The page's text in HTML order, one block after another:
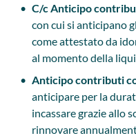
C/c Anticipo
con cui si anticipano
come attestato da
al momento della
Anticipo contributi
anticipare per la
incassare grazie allo
rinnovare